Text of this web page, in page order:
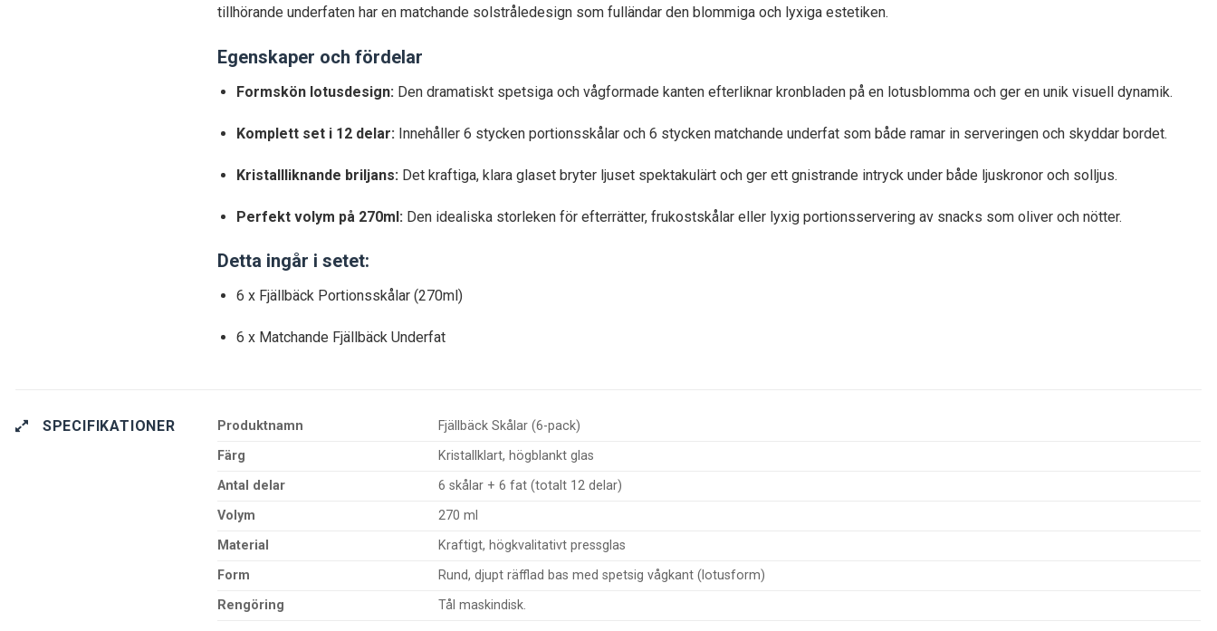
tillhörande underfaten har en matchande solstråledesign som fulländar den blommiga och lyxiga estetiken.
Egenskaper och fördelar
Formskön lotusdesign: Den dramatiskt spetsiga och vågformade kanten efterliknar kronbladen på en lotusblomma och ger en unik visuell dynamik.
Komplett set i 12 delar: Innehåller 6 stycken portionsskålar och 6 stycken matchande underfat som både ramar in serveringen och skyddar bordet.
Kristallliknande briljans: Det kraftiga, klara glaset bryter ljuset spektakulärt och ger ett gnistrande intryck under både ljuskronor och solljus.
Perfekt volym på 270ml: Den idealiska storleken för efterrätter, frukostskålar eller lyxig portionsservering av snacks som oliver och nötter.
Detta ingår i setet:
6 x Fjällbäck Portionsskålar (270ml)
6 x Matchande Fjällbäck Underfat
SPECIFIKATIONER Produktnamn
Fjällbäck Skålar (6-pack)
Färg
Kristallklart, högblankt glas
Antal delar
6 skålar + 6 fat (totalt 12 delar)
Volym
270 ml
Material
Kraftigt, högkvalitativt pressglas
Form
Rund, djupt räfflad bas med spetsig vågkant (lotusform)
Rengöring
Tål maskindisk.